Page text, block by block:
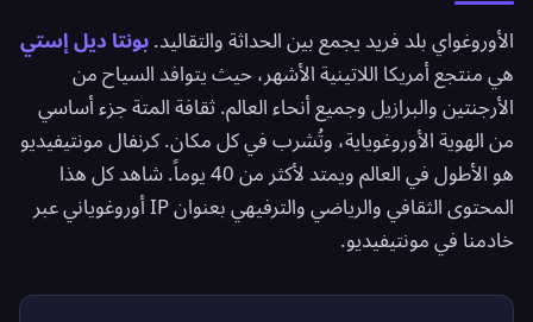
الأوروغواي بلد فريد يجمع بين الحداثة والتقاليد. بونتا ديل إستي
هي منتجع أمريكا اللاتينية الأشهر، حيث يتوافد السياح من
الأرجنتين والبرازيل وجميع أنحاء العالم. ثقافة المتة جزء أساسي
من الهوية الأوروغوياية، وتُشرب في كل مكان. كرنفال مونتيفيديو
هو الأطول في العالم ويمتد لأكثر من 40 يوماً. شاهد كل هذا
المحتوى الثقافي والرياضي والترفيهي بعنوان IP أوروغوياني عبر
خادمنا في مونتيفيديو.